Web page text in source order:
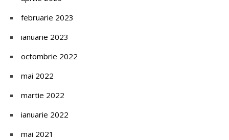
februarie 2023
ianuarie 2023
octombrie 2022
mai 2022
martie 2022
ianuarie 2022
mai 2021